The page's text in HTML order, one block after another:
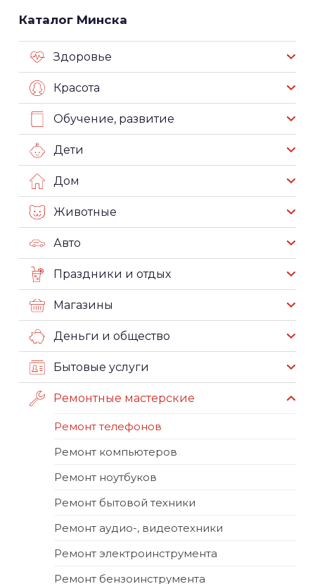
Каталог Минска
Здоровье
Красота
Обучение, развитие
Дети
Дом
Животные
Авто
Праздники и отдых
Магазины
Деньги и общество
Бытовые услуги
Ремонтные мастерские
Ремонт телефонов
Ремонт компьютеров
Ремонт ноутбуков
Ремонт бытовой техники
Ремонт аудио-, видеотехники
Ремонт электроинструмента
Ремонт бензоинструмента